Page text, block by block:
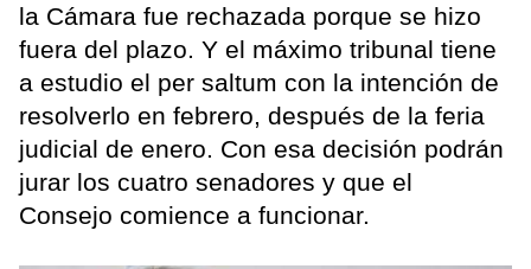
la Cámara fue rechazada porque se hizo
fuera del plazo. Y el máximo tribunal tiene
a estudio el per saltum con la intención de
resolverlo en febrero, después de la feria
judicial de enero. Con esa decisión podrán
jurar los cuatro senadores y que el
Consejo comience a funcionar.